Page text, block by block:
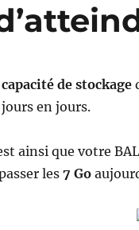
capacité de stockage
en jours.
ainsi que votre
les 7 Go